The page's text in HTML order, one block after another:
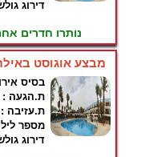
דירוג
נותרו חדרים
מבצע אוגוסט באילת 4 לילות כולל חצי
בסיס
ת.הגעה :
ת.עזיבה :
מספר
דירוג